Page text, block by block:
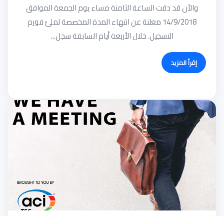
والأن قد دقت الساعة الثامنة مساء يوم الجمعة الموافق
14/9/2018 معلنة عن انتهاء المدة المخصصة لملئ فورم
التسجيل. خلال الأربعة أيام السابقة سجل...
إقرأ المزيد